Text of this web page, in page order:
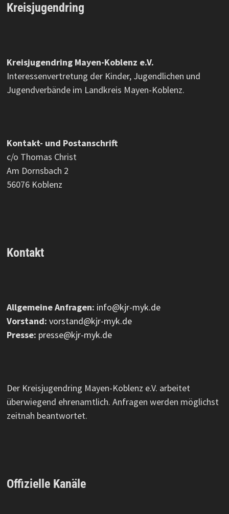
Kreisjugendring
Kreisjugendring Mayen-Koblenz e.V.
Interessenvertretung der Kinder, Jugendlichen und
Jugendverbände im Landkreis Mayen-Koblenz.
Kontakt- und Postanschrift
c/o Thomas Christ
Am Dornsbach 2
56076 Koblenz
Kontakt
Allgemeine Anfragen: info@kjr-myk.de
Vorstand: vorstand@kjr-myk.de
Presse: presse@kjr-myk.de
Der Kreisjugendring Mayen-Koblenz e.V. arbeitet
überwiegend ehrenamtlich. Anfragen werden möglichst
zeitnah beantwortet.
Offizielle Kanäle